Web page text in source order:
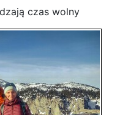
czas wolny